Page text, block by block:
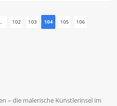
102 103 104 105 106
– die malerische Künstlerinsel im